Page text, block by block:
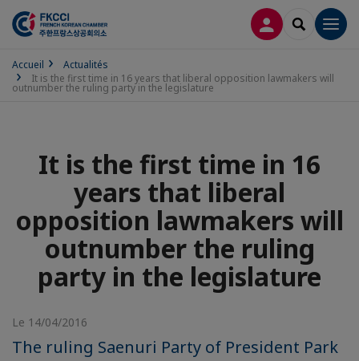
CONNEXION
Accueil
Actualités
It is the first time in 16 years that liberal opposition lawmakers will
outnumber the ruling party in the legislature
It is the first time in 16
years that liberal
opposition lawmakers will
outnumber the ruling
party in the legislature
Le 14/04/2016
The ruling Saenuri Party of President Park